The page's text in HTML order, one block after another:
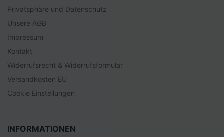
Privatsphäre und Datenschutz
Unsere AGB
Impressum
Kontakt
Widerrufsrecht & Widerrufsformular
Versandkosten EU
Cookie Einstellungen
INFORMATIONEN